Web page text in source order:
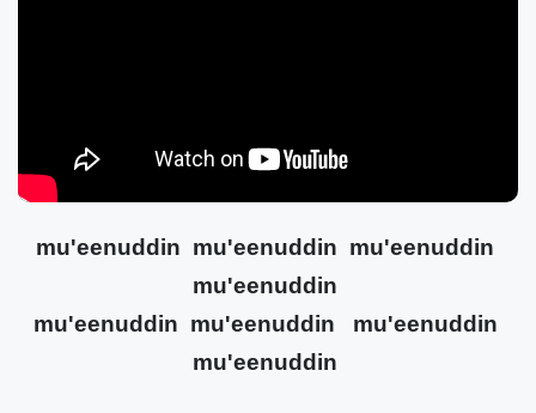
mu'eenuddin mu'eenuddin mu'eenuddin
mu'eenuddin
mu'eenuddin mu'eenuddin mu'eenuddin
mu'eenuddin